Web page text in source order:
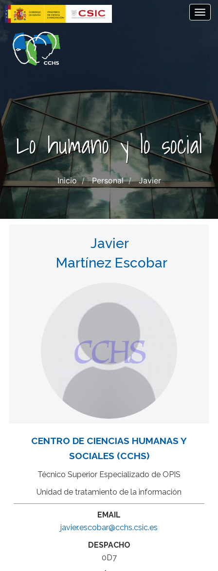
Pasar
al
contenido
principal
Lo humano y lo social
Inicio Personal Javier
Javier
Martínez Escobar
CENTRO DE CIENCIAS HUMANAS Y
SOCIALES (CCHS)
Técnico Superior Especializado de OPIS
Unidad de tratamiento de la información
EMAIL
javier.escobar@cchs.csic.es
DESPACHO
0D7